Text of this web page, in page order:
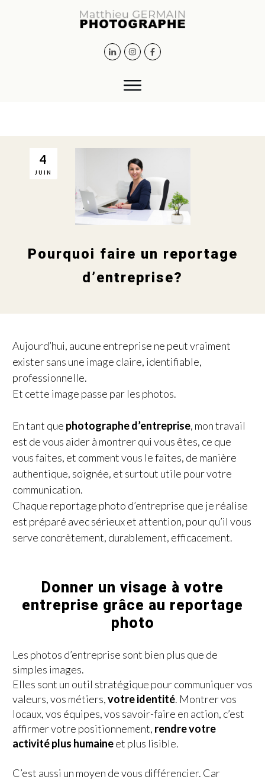
4
JUIN
Pourquoi faire un reportage
d’entreprise?
Aujourd’hui, aucune entreprise ne peut vraiment
exister sans une image claire, identifiable,
professionnelle.
Et cette image passe par les photos.
En tant que photographe d’entreprise, mon travail
est de vous aider à montrer qui vous êtes, ce que
vous faites, et comment vous le faites, de manière
authentique, soignée, et surtout utile pour votre
communication.
Chaque reportage photo d’entreprise que je réalise
est préparé avec sérieux et attention, pour qu’il vous
serve concrètement, durablement, efficacement.
Donner un visage à votre
entreprise grâce au reportage
photo
Les photos d’entreprise sont bien plus que de
simples images.
Elles sont un outil stratégique pour communiquer vos
valeurs, vos métiers,votre identité. Montrer vos
locaux, vos équipes, vos savoir-faire en action, c’est
affirmer votre positionnement, rendre votre
activité plus humaineet plus lisible.
C’est aussi un moyen de vous différencier. Car